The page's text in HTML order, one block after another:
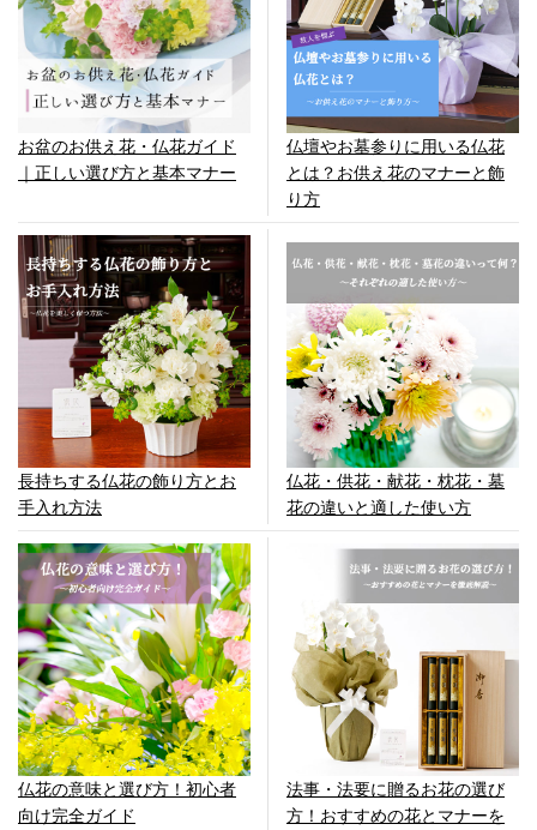
お盆のお供え花・仏花ガイド
｜正しい選び方と基本マナー
仏壇やお墓参りに用いる仏花
とは？お供え花のマナーと飾
り方
長持ちする仏花の飾り方とお
手入れ方法
仏花・供花・献花・枕花・墓
花の違いと適した使い方
仏花の意味と選び方！初心者
向け完全ガイド
法事・法要に贈るお花の選び
方！おすすめの花とマナーを